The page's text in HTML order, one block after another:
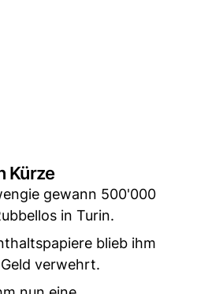
Kürze
gewann 500'000
in Turin.
blieb ihm
verwehrt.